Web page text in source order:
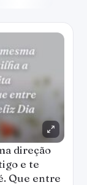
direção
e te
Que entre